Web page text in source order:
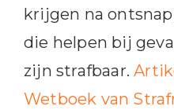
krijgen na
die helpen bij
zijn strafbaar.
Wetboek van